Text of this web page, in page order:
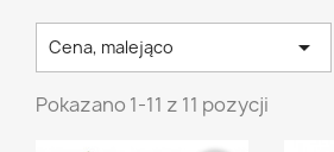
Cena, malejąco 
Pokazano 1-11 z 11 pozycji